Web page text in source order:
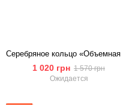
1 020 грн 1 570 грн
Ожидается